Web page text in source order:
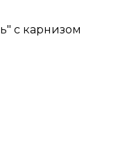
с карнизом